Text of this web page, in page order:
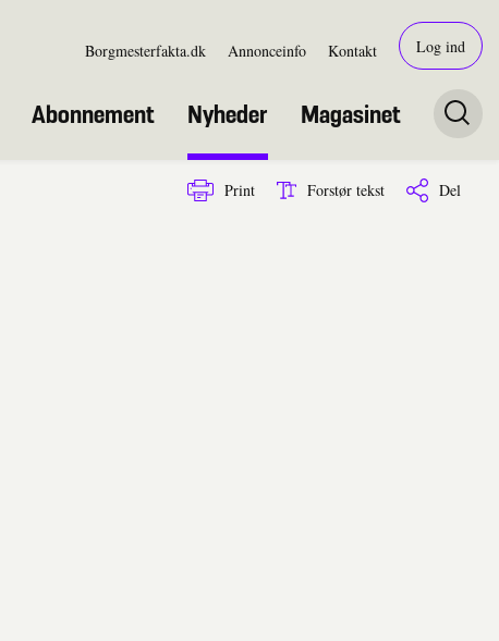
Borgmesterfakta.dk Annonceinfo Kontakt Log ind
Abonnement Nyheder Magasinet
Print Forstør tekst Del